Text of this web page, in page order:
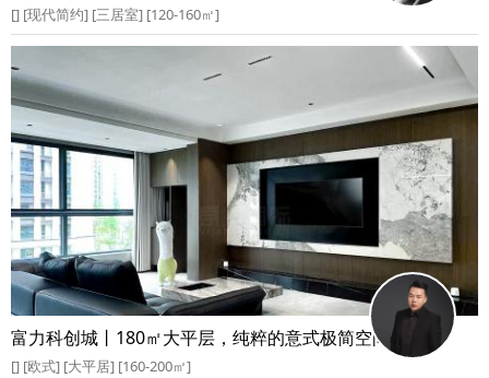
[] [现代简约] [三居室] [120-160㎡]
富力科创城丨180㎡大平层，纯粹的意式极简空间
[] [欧式] [大平居] [160-200㎡]